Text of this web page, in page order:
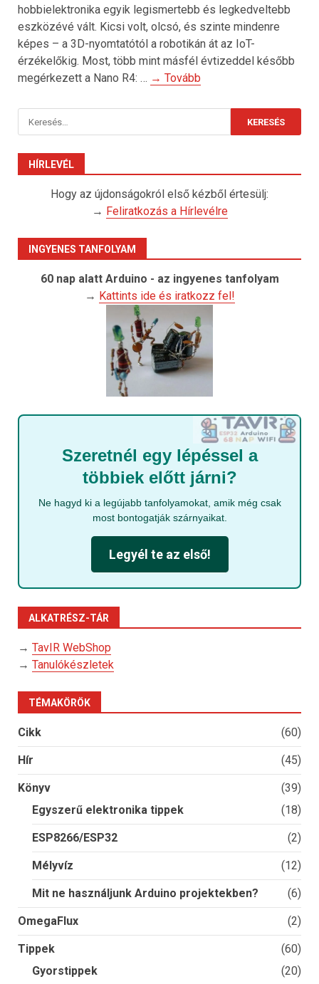
hobbielektronika egyik legismertebb és legkedveltebb
eszközévé vált. Kicsi volt, olcsó, és szinte mindenre
képes – a 3D-nyomtatótól a robotikán át az IoT-
érzékelőkig. Most, több mint másfél évtizeddel később
megérkezett a Nano R4: … → Tovább
Keresés:
HÍRLEVÉL
Hogy az újdonságokról első kézből értesülj:
→ Feliratkozás a Hírlevélre
INGYENES TANFOLYAM
60 nap alatt Arduino - az ingyenes tanfolyam
→ Kattints ide és iratkozz fel!
Szeretnél egy lépéssel a
többiek előtt járni?
Ne hagyd ki a legújabb tanfolyamokat, amik még csak
most bontogatják szárnyaikat.
Legyél te az első!
ALKATRÉSZ-TÁR
→ TavIR WebShop
→ Tanulókészletek
TÉMAKÖRÖK
Cikk (60)
Hír (45)
Könyv
(39)
Egyszerű elektronika tippek
(18)
ESP8266/ESP32 (2)
Mélyvíz (12)
Mit ne használjunk Arduino projektekben? (6)
OmegaFlux (2)
Tippek
(60)
Gyorstippek
(20)